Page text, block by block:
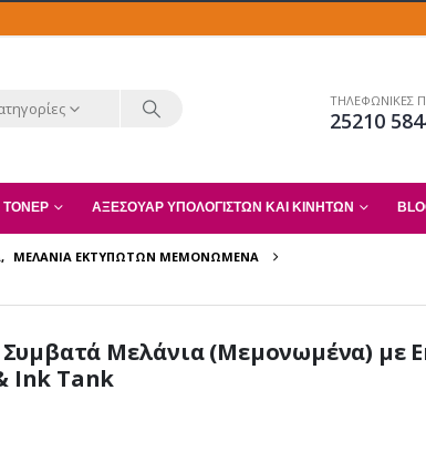
ΤΗΛΕΦΩΝΙΚΕΣ
25210
ΤΌΝΕΡ ΑΞΕΣΟΥΆΡ ΥΠΟΛΟΓΙΣΤΏΝ ΚΑΙ ΚΙΝΗΤΏΝ
, ΜΕΛΆΝΙΑ ΕΚΤΥΠΩΤΏΝ ΜΕΜΟΝΩΜΈΝΑ
Συμβατά Μελάνια (Μεμονωμένα) με
Ink Tank